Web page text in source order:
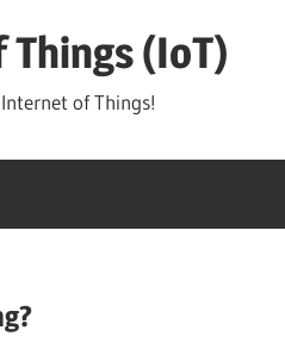
(IoT)
of Things!